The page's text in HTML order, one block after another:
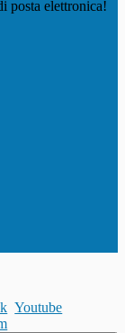
posta elettronica!
Youtube